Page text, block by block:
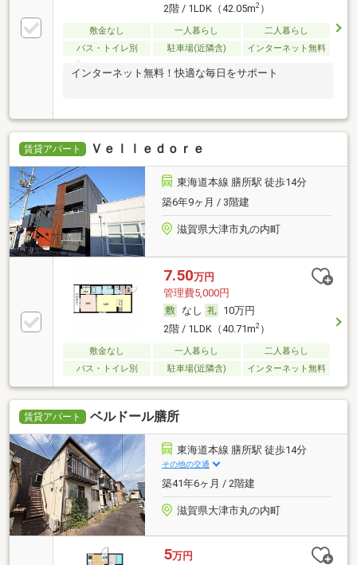
2階 / 1LDK（42.05m2）
敷金なし 一人暮らし
二人暮らし
バス・トイレ別
駐車場(近隣含) インターネット無料
インターネット無料！快適な毎日をサポート
賃貸アパート Ｖｅｌｌｅｄｏｒｅ
東海道本線 膳所駅 徒歩14分
築6年9ヶ月 / 3階建
滋賀県大津市丸の内町
7.50万円
管理費5,000円
なし
10万円
2階 / 1LDK（40.71m2）
敷金なし 一人暮らし
二人暮らし
バス・トイレ別
駐車場(近隣含) インターネット無料
賃貸アパート ベルドール膳所
東海道本線 膳所駅 徒歩14分
その他の交通
築41年6ヶ月 / 2階建
滋賀県大津市丸の内町
5万円